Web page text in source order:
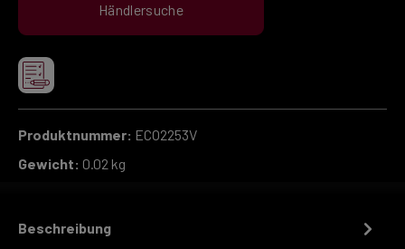
Händlersuche
Produktnummer: ECO2253V
Gewicht: 0.02 kg
Beschreibung